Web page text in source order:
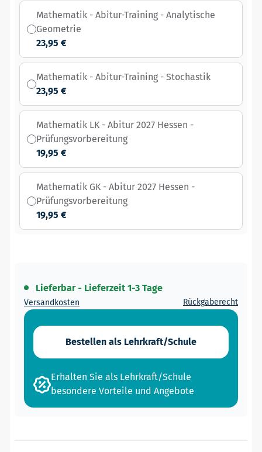
Mathematik - Abitur-Training - Analytische
Geometrie
23,95 €
Mathematik - Abitur-Training - Stochastik
23,95 €
Mathematik LK - Abitur 2027 Hessen -
Prüfungsvorbereitung
19,95 €
Mathematik GK - Abitur 2027 Hessen -
Prüfungsvorbereitung
19,95 €
Lieferbar - Lieferzeit 1-3 Tage
Versandkosten Rückgaberecht
Bestellen als Lehrkraft/Schule
Erhalten Sie als Lehrkraft/Schule
besondere Vorteile und Angebote